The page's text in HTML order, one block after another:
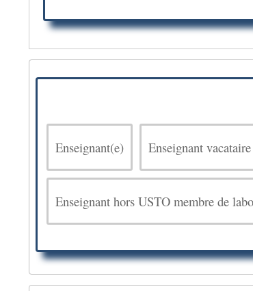
suis
Enseignant(e) Enseignant vacataire
Enseignant hors USTO membre de